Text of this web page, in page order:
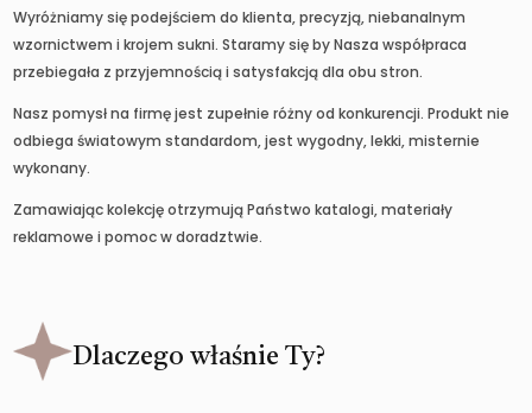
Wyróżniamy się podejściem do klienta, precyzją, niebanalnym
wzornictwem i krojem sukni. Staramy się by Nasza współpraca
przebiegała z przyjemnością i satysfakcją dla obu stron.
Nasz pomysł na firmę jest zupełnie różny od konkurencji. Produkt nie
odbiega światowym standardom, jest wygodny, lekki, misternie
wykonany.
Zamawiając kolekcję otrzymują Państwo katalogi, materiały
reklamowe i pomoc w doradztwie.
Dlaczego właśnie Ty?